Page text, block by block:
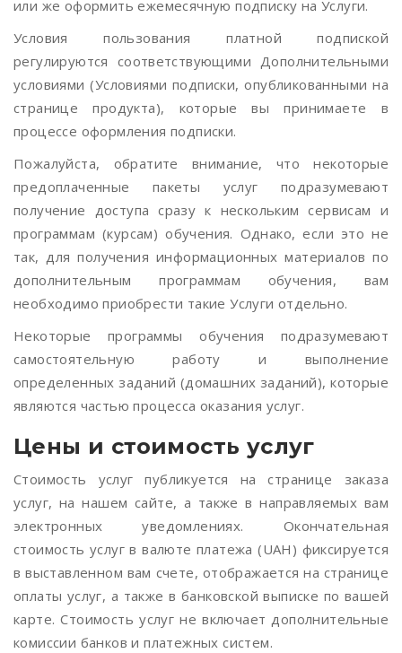
или же оформить ежемесячную подписку на Услуги.
Условия пользования платной подпиской
регулируются соответствующими Дополнительными
условиями (Условиями подписки, опубликованными на
странице продукта), которые вы принимаете в
процессе оформления подписки.
Пожалуйста, обратите внимание, что некоторые
предоплаченные пакеты услуг подразумевают
получение доступа сразу к нескольким сервисам и
программам (курсам) обучения. Однако, если это не
так, для получения информационных материалов по
дополнительным программам обучения, вам
необходимо приобрести такие Услуги отдельно.
Некоторые программы обучения подразумевают
самостоятельную работу и выполнение
определенных заданий (домашних заданий), которые
являются частью процесса оказания услуг.
Цены и стоимость услуг
Стоимость услуг публикуется на странице заказа
услуг, на нашем сайте, а также в направляемых вам
электронных уведомлениях. Окончательная
стоимость услуг в валюте платежа (UAH) фиксируется
в выставленном вам счете, отображается на странице
оплаты услуг, а также в банковской выписке по вашей
карте. Стоимость услуг не включает дополнительные
комиссии банков и платежных систем.